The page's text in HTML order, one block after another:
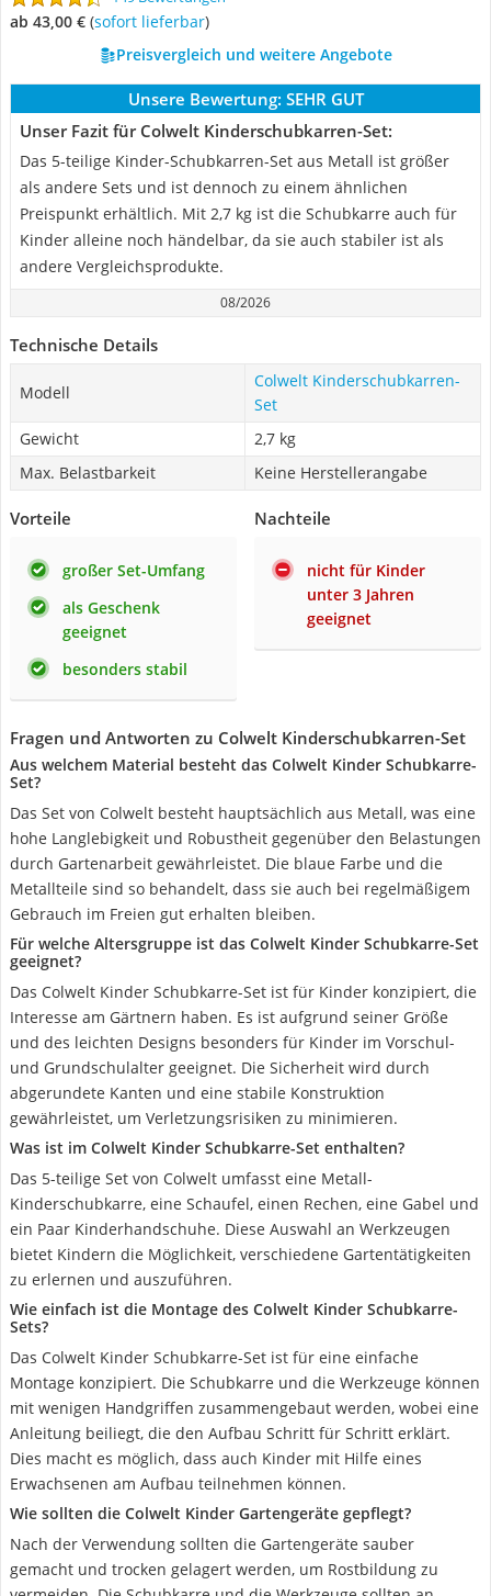
ab 43,00 € ( Sofort lieferbar)
Preisvergleich und weitere Angebote
Unsere Bewertung: SEHR GUT
Unser Fazit für Colwelt Kinderschubkarren-Set:
Das 5-teilige Kinder-Schubkarren-Set aus Metall ist größer
als andere Sets und ist dennoch zu einem ähnlichen
Preispunkt erhältlich. Mit 2,7 kg ist die Schubkarre auch für
Kinder alleine noch händelbar, da sie auch stabiler ist als
andere Vergleichsprodukte.
08/2026
Technische Details
Modell
Colwelt Kinderschubkarren-
Set
Gewicht
2,7 kg
Max. Belastbarkeit
Keine Herstellerangabe
Vorteile
großer Set-Umfang
als Geschenk
geeignet
besonders stabil
Nachteile
nicht für Kinder
unter 3 Jahren
geeignet
Fragen und Antworten zu Colwelt Kinderschubkarren-Set
Aus welchem Material besteht das Colwelt Kinder Schubkarre-
Set?
Das Set von Colwelt besteht hauptsächlich aus Metall, was eine
hohe Langlebigkeit und Robustheit gegenüber den Belastungen
durch Gartenarbeit gewährleistet. Die blaue Farbe und die
Metallteile sind so behandelt, dass sie auch bei regelmäßigem
Gebrauch im Freien gut erhalten bleiben.
Für welche Altersgruppe ist das Colwelt Kinder Schubkarre-Set
geeignet?
Das Colwelt Kinder Schubkarre-Set ist für Kinder konzipiert, die
Interesse am Gärtnern haben. Es ist aufgrund seiner Größe
und des leichten Designs besonders für Kinder im Vorschul-
und Grundschulalter geeignet. Die Sicherheit wird durch
abgerundete Kanten und eine stabile Konstruktion
gewährleistet, um Verletzungsrisiken zu minimieren.
Was ist im Colwelt Kinder Schubkarre-Set enthalten?
Das 5-teilige Set von Colwelt umfasst eine Metall-
Kinderschubkarre, eine Schaufel, einen Rechen, eine Gabel und
ein Paar Kinderhandschuhe. Diese Auswahl an Werkzeugen
bietet Kindern die Möglichkeit, verschiedene Gartentätigkeiten
zu erlernen und auszuführen.
Wie einfach ist die Montage des Colwelt Kinder Schubkarre-
Sets?
Das Colwelt Kinder Schubkarre-Set ist für eine einfache
Montage konzipiert. Die Schubkarre und die Werkzeuge können
mit wenigen Handgriffen zusammengebaut werden, wobei eine
Anleitung beiliegt, die den Aufbau Schritt für Schritt erklärt.
Dies macht es möglich, dass auch Kinder mit Hilfe eines
Erwachsenen am Aufbau teilnehmen können.
Wie sollten die Colwelt Kinder Gartengeräte gepflegt?
Nach der Verwendung sollten die Gartengeräte sauber
gemacht und trocken gelagert werden, um Rostbildung zu